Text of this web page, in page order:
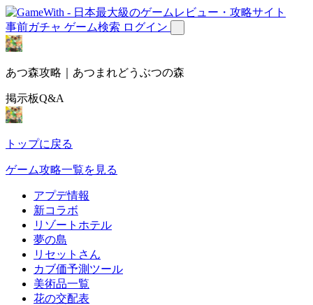
事前ガチャ ゲーム検索 ログイン
あつ森攻略｜あつまれどうぶつの森
掲示板Q&A
トップに戻る
ゲーム攻略一覧を見る
アプデ情報
新コラボ
リゾートホテル
夢の島
リセットさん
カブ価予測ツール
美術品一覧
花の交配表